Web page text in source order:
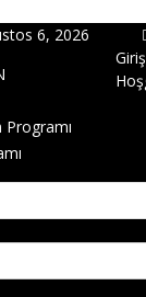
6, 2026
Programı